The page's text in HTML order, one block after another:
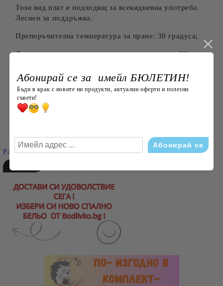
Този вид плат е подходящ за всекидневна употреба.
Леснен за поддръжка.
Препоръчителна температура за пране: 30 градуса;
Допустимо отколонение в размерите в см: +/- 3% по
Разширено търсене
Абонирай се за имейл БЮЛЕТИН!
Бъди в крак с новите ни продукти, актуални оферти и полезни
съвети!